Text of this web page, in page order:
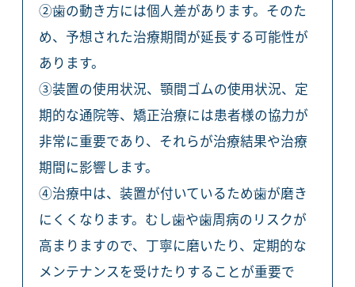
②歯の動き方には個人差があります。そのた
め、予想された治療期間が延長する可能性が
あります。
③装置の使用状況、顎間ゴムの使用状況、定
期的な通院等、矯正治療には患者様の協力が
非常に重要であり、それらが治療結果や治療
期間に影響します。
④治療中は、装置が付いているため歯が磨き
にくくなります。むし歯や歯周病のリスクが
高まりますので、丁寧に磨いたり、定期的な
メンテナンスを受けたりすることが重要で